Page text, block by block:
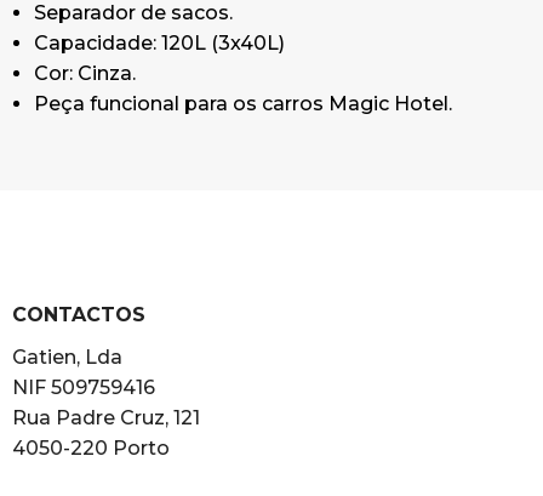
Separador de sacos.
Capacidade: 120L (3x40L)
Cor: Cinza.
Peça funcional para os carros Magic Hotel.
CONTACTOS
Gatien, Lda
NIF 509759416
Rua Padre Cruz, 121
4050-220 Porto